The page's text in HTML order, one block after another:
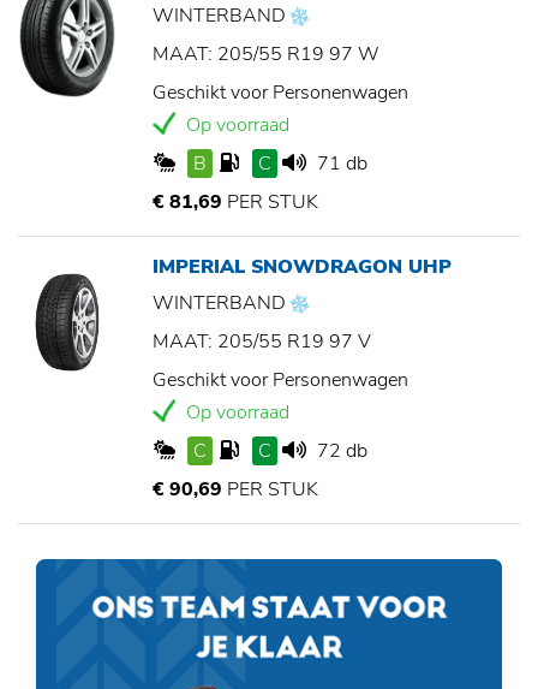
WINTERBAND
MAAT: 205/55 R19 97 W
Geschikt voor Personenwagen
Op voorraad
B
C
71 db
€ 81,69 PER STUK
IMPERIAL SNOWDRAGON UHP
WINTERBAND
MAAT: 205/55 R19 97 V
Geschikt voor Personenwagen
Op voorraad
C
C
72 db
€ 90,69 PER STUK